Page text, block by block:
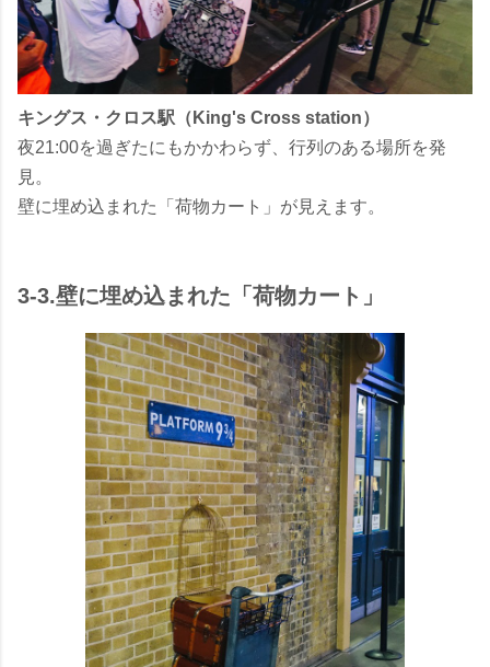
キングス・クロス駅（King's Cross station）
夜21:00を過ぎたにもかかわらず、行列のある場所を発
見。
壁に埋め込まれた「荷物カート」が見えます。
3-3.壁に埋め込まれた「荷物カート」